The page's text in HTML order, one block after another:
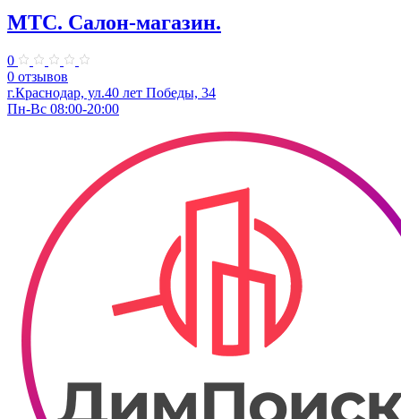
МТС. Салон-магазин.
0
0 отзывов
г.Краснодар, ул.40 лет Победы, 34
Пн-Вс 08:00-20:00